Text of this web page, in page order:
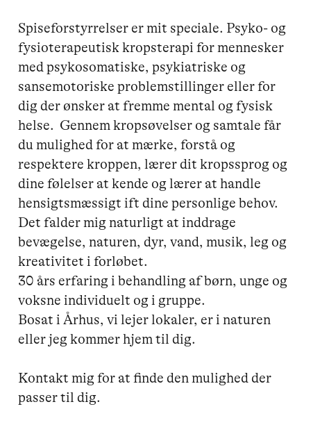
Spiseforstyrrelser er mit speciale. Psyko- og
fysioterapeutisk kropsterapi for mennesker
med psykosomatiske, psykiatriske og
sansemotoriske problemstillinger eller for
dig der ønsker at fremme mental og fysisk
helse.  Gennem kropsøvelser og samtale får
du mulighed for at mærke, forstå og
respektere kroppen, lærer dit kropssprog og
dine følelser at kende og lærer at handle
hensigtsmæssigt ift dine personlige behov.
Det falder mig naturligt at inddrage
bevægelse, naturen, dyr, vand, musik, leg og
kreativitet i forløbet.
30 års erfaring i behandling af børn, unge og
voksne individuelt og i gruppe.
Bosat i Århus, vi lejer lokaler, er i naturen
eller jeg kommer hjem til dig.
Kontakt mig for at finde den mulighed der
passer til dig.